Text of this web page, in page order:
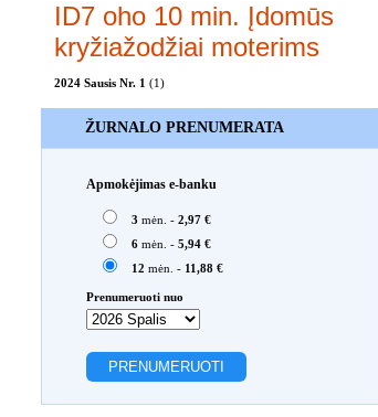
ID7 oho 10 min. Įdomūs
kryžiažodžiai moterims
2024 Sausis Nr. 1 (1)
ŽURNALO PRENUMERATA
Apmokėjimas e-banku
3 mėn. - 2,97 €
6 mėn. - 5,94 €
12 mėn. - 11,88 €
Prenumeruoti nuo